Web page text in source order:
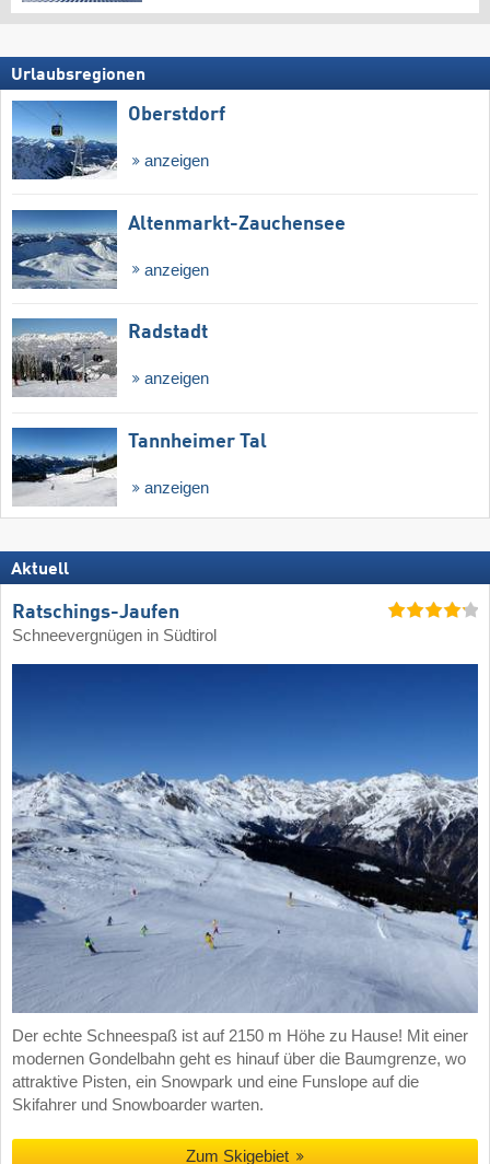
Urlaubsregionen
Oberstdorf
anzeigen
Altenmarkt-Zauchensee
anzeigen
Radstadt
anzeigen
Tannheimer Tal
anzeigen
Aktuell
Ratschings-Jaufen
Schneevergnügen in Südtirol
Der echte Schneespaß ist auf 2150 m Höhe zu Hause! Mit einer
modernen Gondelbahn geht es hinauf über die Baumgrenze, wo
attraktive Pisten, ein Snowpark und eine Funslope auf die
Skifahrer und Snowboarder warten.
Zum Skigebiet